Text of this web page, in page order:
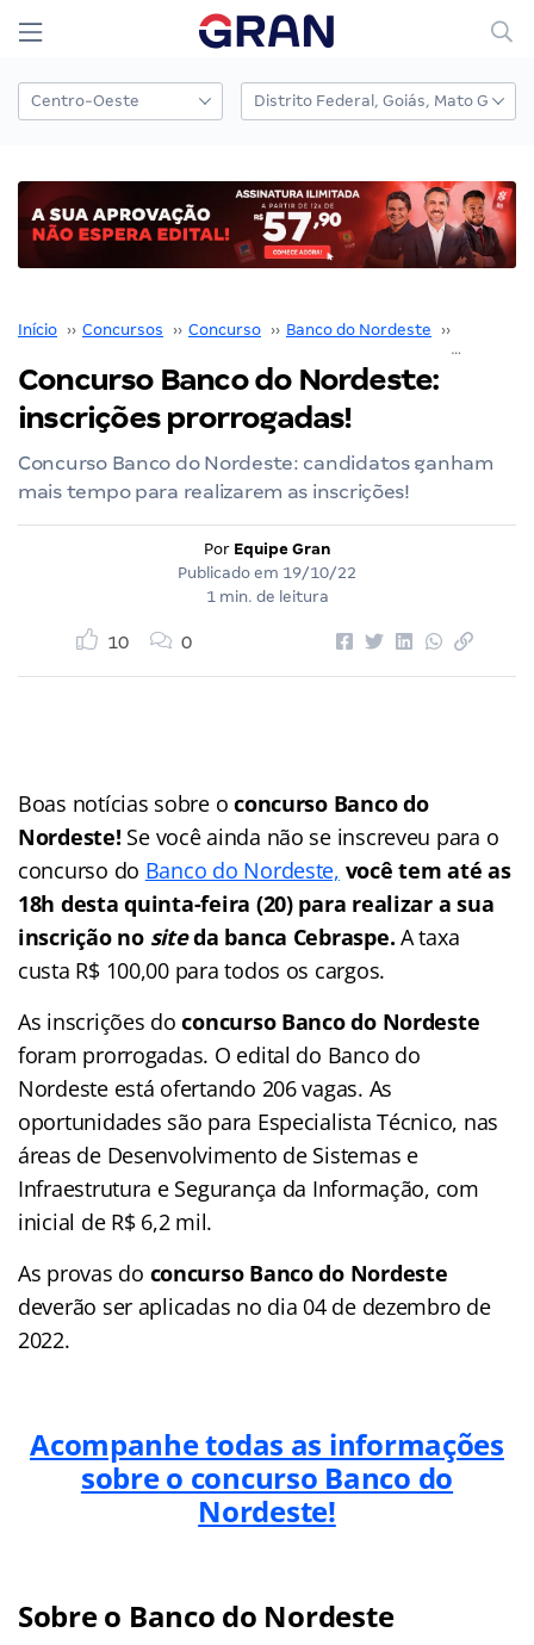
Início ›› Concursos ›› Concurso ›› Banco do Nordeste ››
Concurso Banco do Nordeste:
inscrições prorrogadas!
Concurso Banco do Nordeste: candidatos ganham
mais tempo para realizarem as inscrições!
Por Equipe Gran
Publicado em 19/10/22
1 min. de leitura
10 0
Boas notícias sobre oconcurso Banco do
Nordeste! Se você ainda não se inscreveu para o
concurso do Banco do Nordeste, você tem até as
18h desta quinta-feira (20) para realizar a sua
inscrição no siteda banca Cebraspe.A taxa
custa R$ 100,00 para todos os cargos.
As inscrições doconcurso Banco do Nordeste
foram prorrogadas. O edital do Banco do
Nordeste está ofertando 206 vagas. As
oportunidades são para Especialista Técnico, nas
áreas de Desenvolvimento de Sistemas e
Infraestrutura e Segurança da Informação, com
inicial de R$ 6,2 mil.
As provas do concurso Banco do Nordeste
deverão ser aplicadas no dia 04 de dezembro de
2022.
Acompanhe todas as informações
sobre o concurso Banco do
Nordeste!
Sobre o Banco do Nordeste